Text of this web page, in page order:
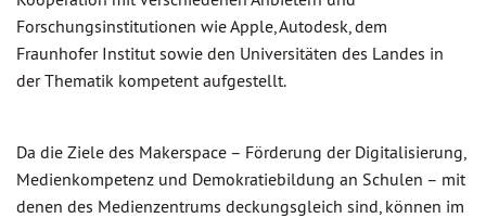
Forschungsinstitutionen wie Apple, Autodesk, dem
Fraunhofer Institut sowie den Universitäten des Landes in
der Thematik kompetent aufgestellt.
Da die Ziele des Makerspace – Förderung der Digitalisierung,
Medienkompetenz und Demokratiebildung an Schulen – mit
denen des Medienzentrums deckungsgleich sind, können im